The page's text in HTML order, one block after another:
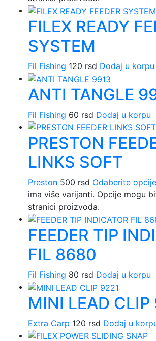
FILEX READY
SYSTEM
Fil Fishing 120 rsd Dodaj u korpu
ANTI TANGLE
Fil Fishing 60 rsd Dodaj u korpu
PRESTON
LINKS SOFT
Preston 500 rsd Odaberite opcije
ima više varijanti. Opcije mogu
stranici proizvoda.
FEEDER TIP
FIL 8680
Fil Fishing 80 rsd Dodaj u korpu
MINI LEAD CLIP
Extra Carp 120 rsd Dodaj u